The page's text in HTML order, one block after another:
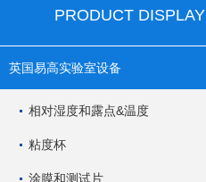
PRODUCT DISPLAY
英国易高实验室设备
相对湿度和露点&温度
粘度杯
涂膜和测试片